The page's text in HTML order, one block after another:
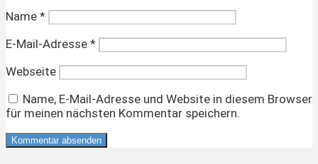
Name *
E-Mail-Adresse *
Webseite
Name, E-Mail-Adresse und Website in diesem Browser
für meinen nächsten Kommentar speichern.